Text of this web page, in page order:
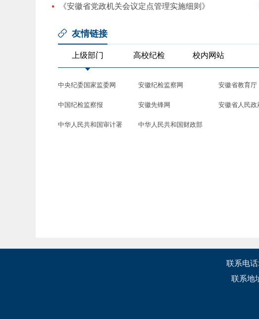
《安徽省党政机关会议定点管理实施细则》
友情链接
上级部门 高校纪检 校内网站
中央纪委国家监委网 安徽纪检监察网 安徽省教育厅
中国纪检监察报 安徽先锋网 安徽省人民政
中华人民共和国审计署 中华人民共和国财政部
联系电
联系地